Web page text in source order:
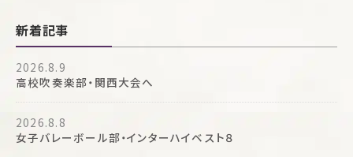
ビ
ゲ
ー
シ
ョ
ン
新着記事
2026.8.9
高校吹奏楽部・関西大会へ
2026.8.8
女子バレーボール部・インターハイベスト８